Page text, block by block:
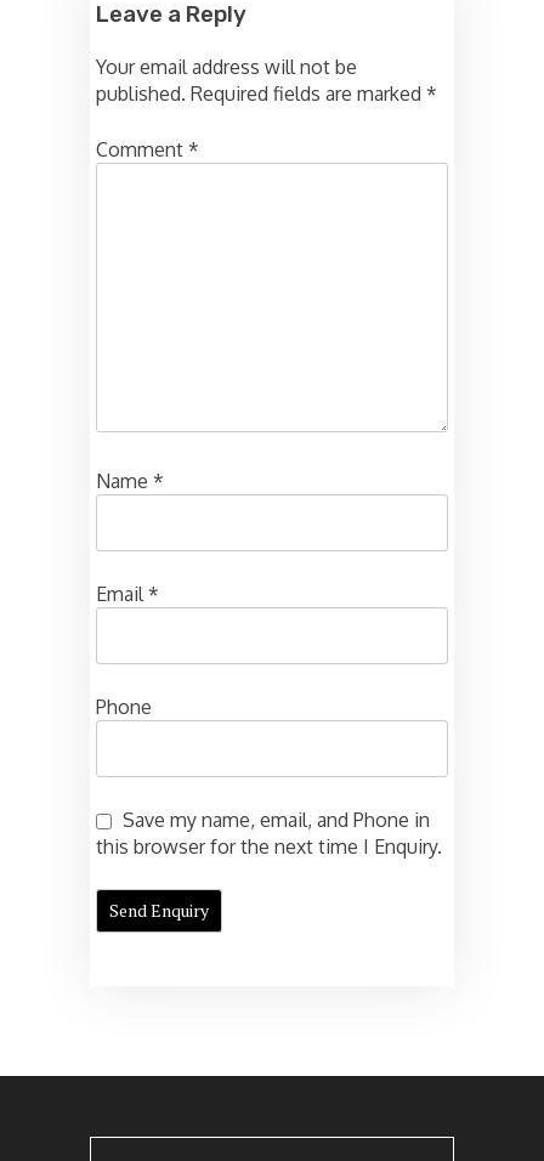
Leave a Reply
Your email address will not be
published. Required fields are marked *
Comment *
Name *
Email *
Phone
Save my name, email, and Phone in
this browser for the next time I Enquiry.